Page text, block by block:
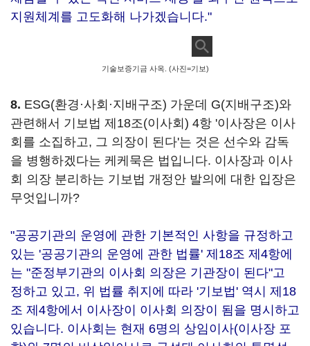
지원체계를 고도화해 나가겠습니다."
기술보증기금 사옥. (사진=기보)
8. ESG(환경·사회·지배구조) 가운데 G(지배구조)와
관련해서 기보법 제18조(이사회) 4항 '이사장은 이사
회를 소집하고, 그 의장이 된다'는 것은 선수와 감독
을 병행하겠다는 케케묵은 법입니다. 이사장과 이사
회 의장 분리하는 기보법 개정안 발의에 대한 입장은
무엇입니까?
"공공기관의 운영에 관한 기본적인 사항을 규정하고
있는 '공공기관의 운영에 관한 법률' 제18조 제4항에
는 "준정부기관의 이사회 의장은 기관장이 된다"고
정하고 있고, 위 법률 취지에 따라 '기보법' 역시 제18
조 제4항에서 이사장이 이사회 의장이 됨을 명시하고
있습니다. 이사회는 현재 6명의 상임이사(이사장 포